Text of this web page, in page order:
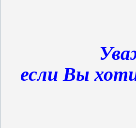
если Вы